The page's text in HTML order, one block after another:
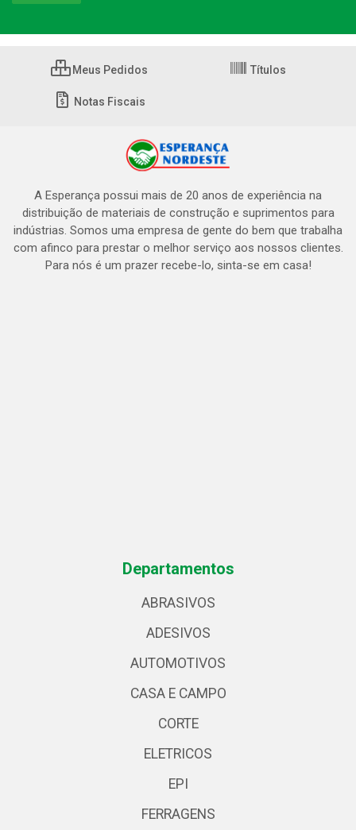
Meus Pedidos Títulos
Notas Fiscais
A Esperança possui mais de 20 anos de experiência na
distribuição de materiais de construção e suprimentos para
indústrias. Somos uma empresa de gente do bem que trabalha
com afinco para prestar o melhor serviço aos nossos clientes.
Para nós é um prazer recebe-lo, sinta-se em casa!
Departamentos
ABRASIVOS
ADESIVOS
AUTOMOTIVOS
CASA E CAMPO
CORTE
ELETRICOS
EPI
FERRAGENS